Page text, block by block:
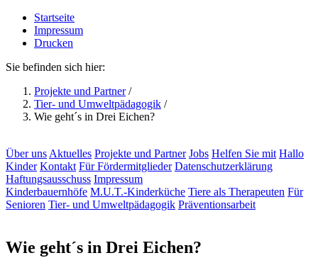
Startseite
Impressum
Drucken
Sie befinden sich hier:
Projekte und Partner /
Tier- und Umweltpädagogik /
Wie geht´s in Drei Eichen?
Über uns Aktuelles Projekte und Partner Jobs Helfen Sie mit Hallo
Kinder Kontakt Für Fördermitglieder Datenschutzerklärung
Haftungsausschuss Impressum
Kinderbauernhöfe M.U.T.-Kinderküche Tiere als Therapeuten Für
Senioren Tier- und Umweltpädagogik Präventionsarbeit
Wie geht´s in Drei Eichen?